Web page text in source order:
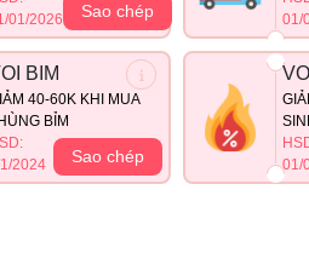
01/2026
Sao chép
01/
BIM
40-60K KHI MUA
BỈM
2024
Sao chép
01/